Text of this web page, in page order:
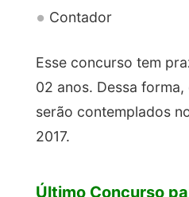
Contador
Esse concurso tem
02 anos. Dessa
serão contemplados
2017.
Último Concurso